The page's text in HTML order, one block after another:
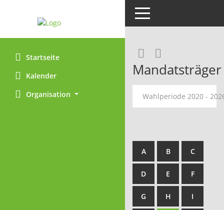
Startseite
Kalender
Organisation
Toggle navigation
Mandatsträger
Wahlperiode 2020 -
A B C
D E F
G H I